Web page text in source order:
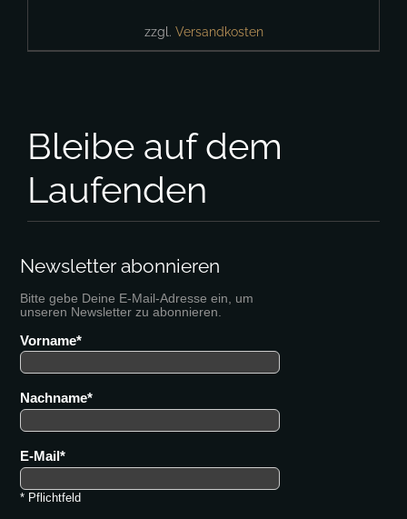
zzgl. Versandkosten
Bleibe auf dem
Laufenden
Newsletter abonnieren
Bitte gebe Deine E-Mail-Adresse ein, um
unseren Newsletter zu abonnieren.
Vorname
Nachname
E-Mail
* Pflichtfeld